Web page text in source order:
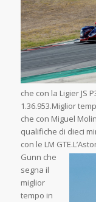
che con la Ligier JS
1.36.953.Miglior
che con Miguel
qualifiche di dieci
con le LM
Gunn che
segna il
miglior
tempo in